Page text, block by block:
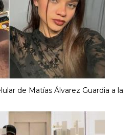
de Matías Álvarez Guardia a la